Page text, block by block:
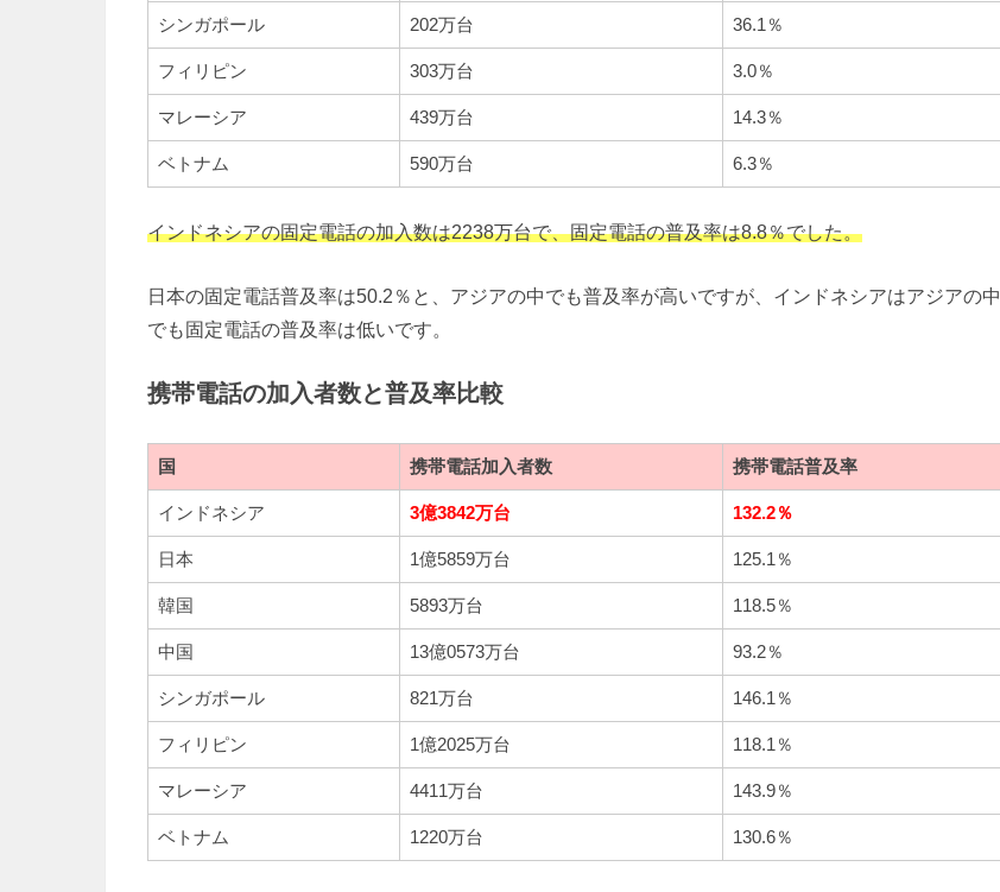
シンガポール 202万台 36.1％
フィリピン 303万台 3.0％
マレーシア 439万台 14.3％
ベトナム 590万台 6.3％
インドネシアの固定電話の加入数は2238万台で、固定電話の普及率は8.8％でした。
日本の固定電話普及率は50.2％と、アジアの中でも普及率が高いですが、インドネシアはアジアの中
でも固定電話の普及率は低いです。
携帯電話の加入者数と普及率比較
国 携帯電話加入者数 携帯電話普及率
インドネシア 3億3842万台 132.2％
日本 1億5859万台 125.1％
韓国 5893万台 118.5％
中国 13億0573万台 93.2％
シンガポール 821万台 146.1％
フィリピン 1億2025万台 118.1％
マレーシア 4411万台 143.9％
ベトナム 1220万台 130.6％